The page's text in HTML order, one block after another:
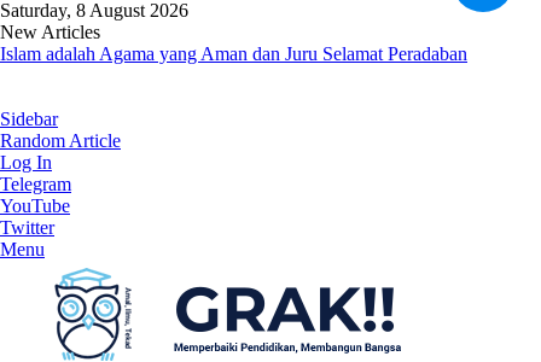
Saturday, 8 August 2026
New Articles
Islam adalah Agama yang Aman dan Juru Selamat Peradaban
Sidebar
Random Article
Log In
Telegram
YouTube
Twitter
Menu